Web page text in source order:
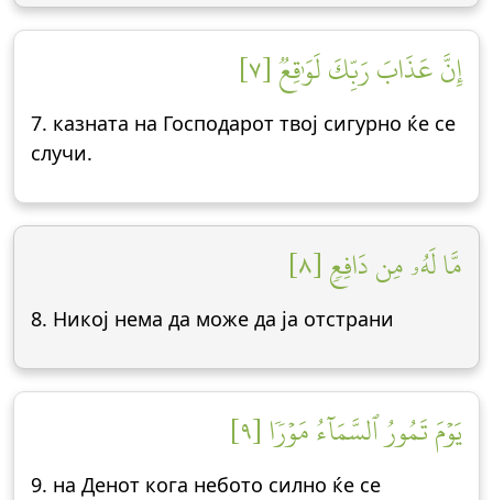
إِنَّ عَذَابَ رَبِّكَ لَوَٰقِعٞ [٧]
7. казната на Господарот твој сигурно ќе се
случи.
مَّا لَهُۥ مِن دَافِعٖ [٨]
8. Никој нема да може да ја отстрани
يَوۡمَ تَمُورُ ٱلسَّمَآءُ مَوۡرٗا [٩]
9. на Денот кога небото силно ќе се